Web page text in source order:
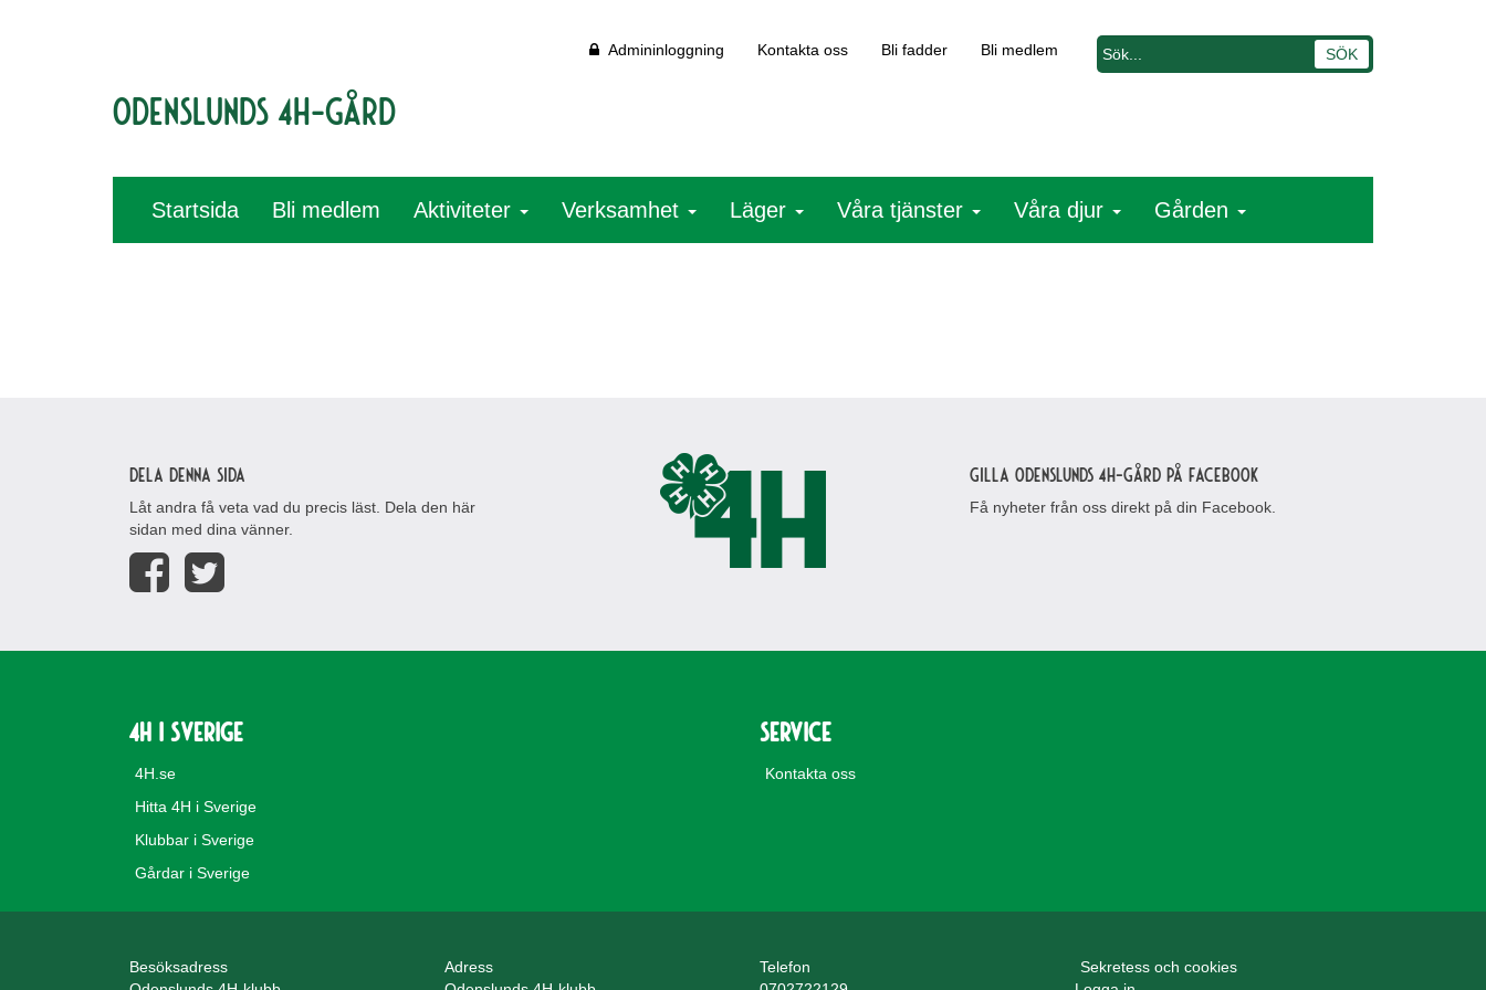
Odenslunds 4H-gård
Admininloggning Kontakta oss Bli fadder Bli medlem
Startsida Bli medlem Aktiviteter Verksamhet Läger Våra tjänster Våra djur Gården
Dela denna sida
Låt andra få veta vad du precis läst. Dela den här
sidan med dina vänner.
Gilla Odenslunds 4H-gård på Facebook
Få nyheter från oss direkt på din Facebook.
4H i Sverige
4H.se
Hitta 4H i Sverige
Klubbar i Sverige
Gårdar i Sverige
Service
Kontakta oss
Besöksadress
Adress
Telefon
Sekretess och cookies